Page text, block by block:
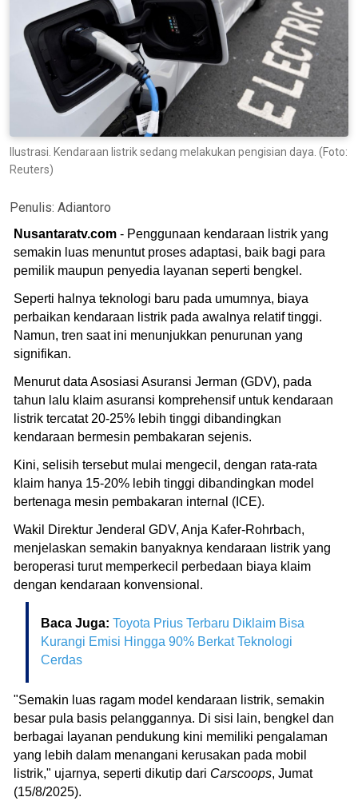
Ilustrasi. Kendaraan listrik sedang melakukan pengisian daya. (Foto:
Reuters)
Penulis: Adiantoro
Nusantaratv.com - Penggunaan kendaraan listrik yang
semakin luas menuntut proses adaptasi, baik bagi para
pemilik maupun penyedia layanan seperti bengkel.
Seperti halnya teknologi baru pada umumnya, biaya
perbaikan kendaraan listrik pada awalnya relatif tinggi.
Namun, tren saat ini menunjukkan penurunan yang
signifikan.
Menurut data Asosiasi Asuransi Jerman (GDV), pada
tahun lalu klaim asuransi komprehensif untuk kendaraan
listrik tercatat 20-25% lebih tinggi dibandingkan
kendaraan bermesin pembakaran sejenis.
Kini, selisih tersebut mulai mengecil, dengan rata-rata
klaim hanya 15-20% lebih tinggi dibandingkan model
bertenaga mesin pembakaran internal (ICE).
Wakil Direktur Jenderal GDV, Anja Kafer-Rohrbach,
menjelaskan semakin banyaknya kendaraan listrik yang
beroperasi turut memperkecil perbedaan biaya klaim
dengan kendaraan konvensional.
Baca Juga: Toyota Prius Terbaru Diklaim Bisa
Kurangi Emisi Hingga 90% Berkat Teknologi
Cerdas
"Semakin luas ragam model kendaraan listrik, semakin
besar pula basis pelanggannya. Di sisi lain, bengkel dan
berbagai layanan pendukung kini memiliki pengalaman
yang lebih dalam menangani kerusakan pada mobil
listrik," ujarnya, seperti dikutip dari Carscoops, Jumat
(15/8/2025).